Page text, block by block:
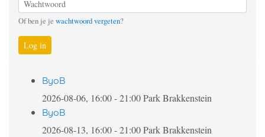
Of ben je je wachtwoord vergeten?
Log in
ByoB
2026-08-06, 16:00-21:00Park Brakkenstein
ByoB
2026-08-13, 16:00-21:00Park Brakkenstein